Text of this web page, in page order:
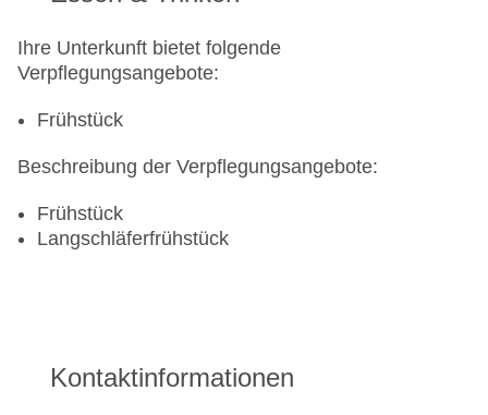
Ihre Unterkunft bietet folgende
Verpflegungsangebote:
Frühstück
Beschreibung der Verpflegungsangebote:
Frühstück
Langschläferfrühstück
Kontaktinformationen